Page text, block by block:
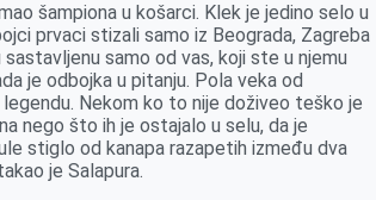
šampiona u košarci. Klek je jedino selo u
prvaci stizali samo iz Beograda, Zagreba
samo od vas, koji ste u njemu
je odbojka u pitanju. Pola veka od
Nekom ko to nije doživeo teško je
nego što ih je ostajalo u selu, da je
stiglo od kanapa razapetih između dva
je Salapura.